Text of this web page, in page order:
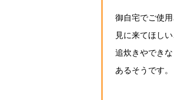
御自宅でご使
見に来てほし
追炊きやでき
あるそうです。